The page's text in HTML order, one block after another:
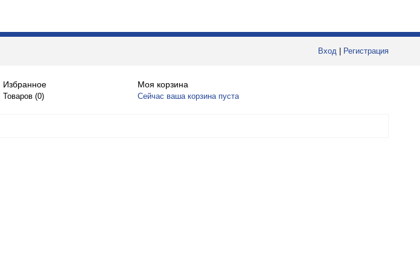
Вход Регистрация
Избранное
Товаров (0)
Моя корзина
Сейчас ваша корзина пуста